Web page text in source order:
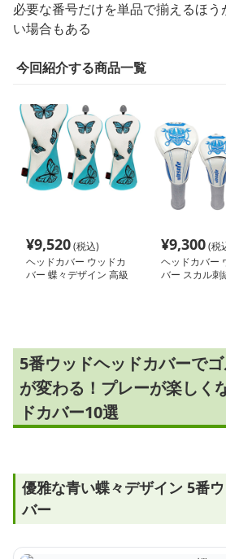
必要な番号だけを単品で揃えるほう
い場合もある
今回紹介する商品一覧
¥9,520(税込)
ヘッドカバー ウッドカ
バー 蝶々デザイン 高級
¥9,300(税
ヘッドカバー
バー スカル刺
5番ウッドヘッドカバーで
が変わる！プレーが楽しく
ドカバー10選
優雅な青い蝶々デザイン 5番
バー